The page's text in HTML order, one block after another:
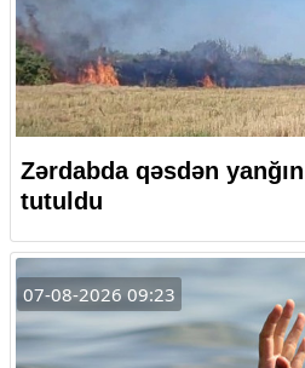
Zərdabda qəsdən
tutuldu
07-08-2026 09:23